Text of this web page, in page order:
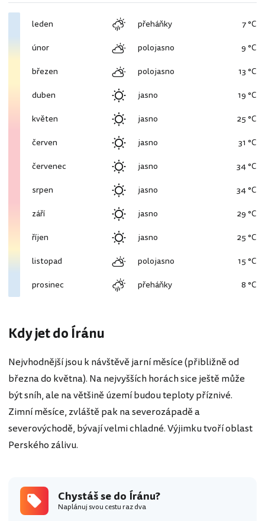
leden přeháňky
7 °C
únor
polojasno
9 °C
březen
polojasno
13 °C
duben
jasno
19 °C
květen
jasno
25 °C
červen
jasno
31 °C
červenec
jasno
34 °C
srpen
jasno
34 °C
září
jasno
29 °C
říjen
jasno
25 °C
listopad
polojasno
15 °C
prosinec
přeháňky 8 °C
Kdy jet do Íránu
Nejvhodnější jsou k návštěvě jarní měsíce (přibližně od
března do května). Na nejvyšších horách sice ještě může
být sníh, ale na většině území budou teploty příznivé.
Zimní měsíce, zvláště pak na severozápadě a
severovýchodě, bývají velmi chladné. Výjimku tvoří oblast
Perského zálivu.
Chystáš se do Íránu?
Naplánuj svou cestu raz dva